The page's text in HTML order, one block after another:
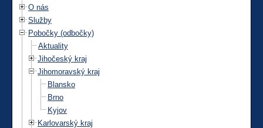
O nás
Služby
Pobočky (odbočky)
Aktuality
Jihočeský kraj
Jihomoravský kraj
Blansko
Brno
Kyjov
Karlovarský kraj